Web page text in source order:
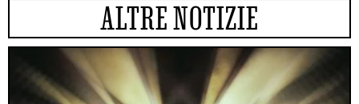
ALTRE NOTIZIE